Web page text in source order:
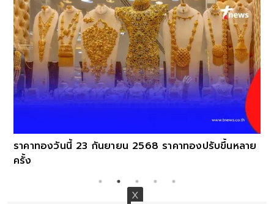
ราคาทองวันนี้ 23 กันยายน 2568 ราคาทองปรับขึ้นหลาย
ครั้ง